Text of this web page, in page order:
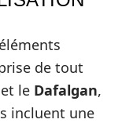
de tout
et le Dafalgan,
incluent une